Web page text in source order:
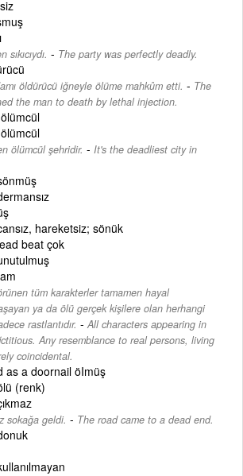
- The party was perfectly deadly.
öldürücü iğneyle ölüme mahkûm etti. - The
the man to death by lethal injection.
ölümcül
ölümcül
ölümcül şehridir. - It's the deadliest city in
hareketsiz; sönük
beat çok
tüm karakterler tamamen hayal
ya da ölü gerçek kişilere olan herhangi
rastlantıdır. - All characters appearing in
Any resemblance to real persons, living
coincidental.
as a doornail öImüş
(renk)
sokağa geldi. - The road came to a dead end.